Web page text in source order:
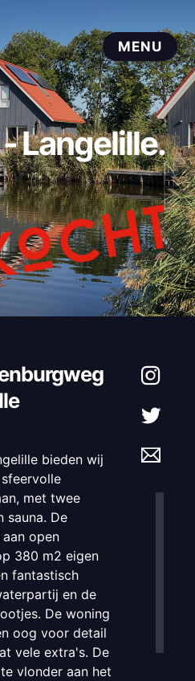
Langelille.
bieden wij
met twee
sauna. De
open
380 m2 eigen
fantastisch
en de
De woning
oog voor detail
vele extra's. De
vlonder aan het